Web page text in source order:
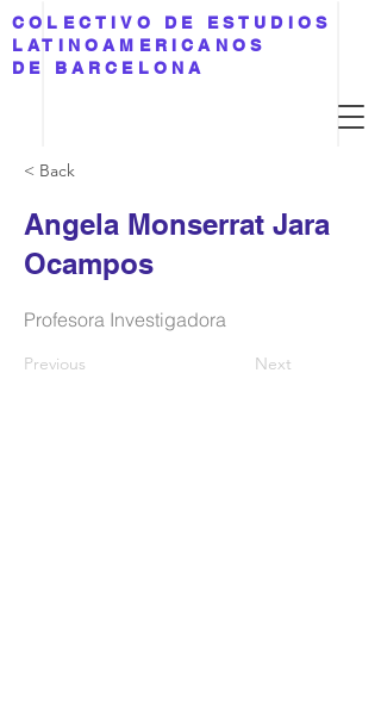
COLECTIVO DE ESTUDIOS
LATINOAMERICANOS
DE BARCELONA
< Back
Angela Monserrat Jara
Ocampos
Profesora Investigadora
Previous Next